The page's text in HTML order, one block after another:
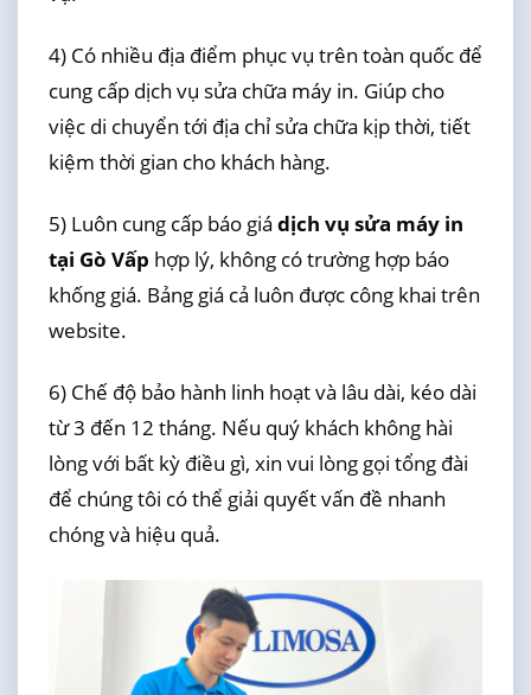
4) Có nhiều địa điểm phục vụ trên toàn quốc để
cung cấp dịch vụ sửa chữa máy in. Giúp cho
việc di chuyển tới địa chỉ sửa chữa kịp thời, tiết
kiệm thời gian cho khách hàng.
5) Luôn cung cấp báo giá dịch vụ sửa máy in
tại Gò Vấp hợp lý, không có trường hợp báo
khống giá. Bảng giá cả luôn được công khai trên
website.
6) Chế độ bảo hành linh hoạt và lâu dài, kéo dài
từ 3 đến 12 tháng. Nếu quý khách không hài
lòng với bất kỳ điều gì, xin vui lòng gọi tổng đài
để chúng tôi có thể giải quyết vấn đề nhanh
chóng và hiệu quả.